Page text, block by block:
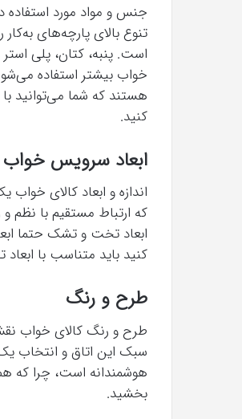
جنس و مواد مورد استفاده
تنوع بالای پارچه‌های
است. پنبه، کتان، پلی استر
خواب بیشتر استفاده
هستند که شما می‌توانید
کنید.
ابعاد سرویس خواب
اندازه و ابعاد کالای
که ارتباط مستقیم با نظم
ابعاد تخت و تشک حتما
کنید باید متناسب با
طرح و رنگ
طرح و رنگ کالای خواب
سبک این اتاق و انتخاب
هوشمندانه است، چرا که
بخشید.